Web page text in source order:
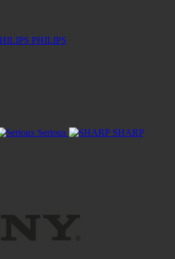
PHILIPS
Serioux SHARP